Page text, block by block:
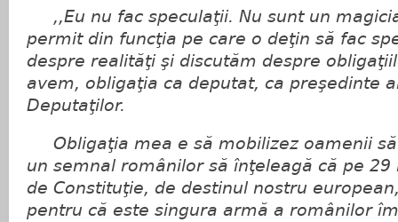
,,Eu nu fac speculaţii. Nu sunt un
permit din funcţia pe care o deţin să fac
despre realităţi şi discutăm despre
avem, obligaţia ca deputat, ca preşedinte
Deputaţilor.
Obligaţia mea e să mobilizez oamenii
un semnal românilor să înţeleagă că pe
de Constituţie, de destinul nostru
pentru că este singura armă a românilor